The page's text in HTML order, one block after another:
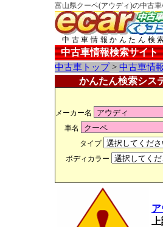
富山県クーペ(アウディ)の中古
中古車情報かんたん検
中古車情報検索サイト
中古車トップ> 中古車情
かんたん検索シス
メーカー名
車名
タイプ
ボディカラー